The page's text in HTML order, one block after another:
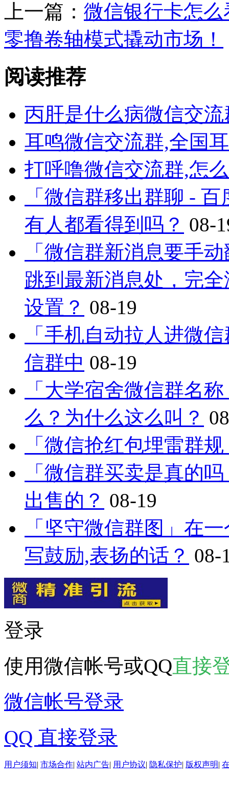
上一篇： 微信银行卡怎
零撸卷轴模式撬动市场！
阅读推荐
丙肝是什么病微信交
耳鸣微信交流群,全国
打呼噜微信交流群,怎
「微信群移出群聊 -
有人都看得到吗？ 08-
「微信群新消息要手
跳到最新消息处，完
设置？ 08-19
「手机自动拉人进微
信群中 08-19
「大学宿舍微信群名
么？为什么这么叫？
「微信抢红包埋雷群
「微信群买卖是真的
出售的？ 08-19
「坚守微信群图」在
写鼓励,表扬的话？ 08-
登录
使用微信帐号或QQ直接
微信帐号登录
QQ 直接登录
用户须知| 市场合作| 站内广告| 用户协议| 隐私保护| 版权声明|